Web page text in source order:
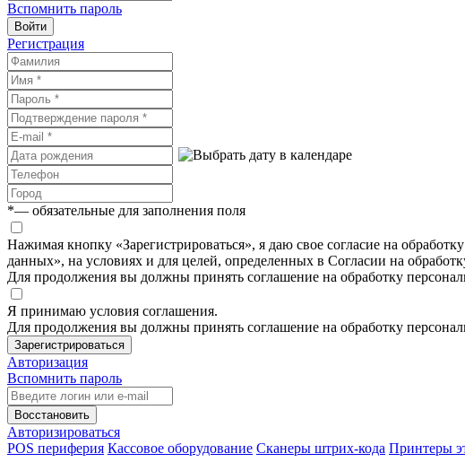
Вспомнить пароль
Войти
Регистрация
*— обязательные для заполнения поля
Нажимая кнопку «Зарегистрироваться», я даю свое согласие на
данных», на условиях и для целей, определенных в Согласии на
Для продолжения вы должны принять соглашение на обработку
Я принимаю условия соглашения.
Для продолжения вы должны принять соглашение на обработку
Зарегистрироваться
Авторизация
Вспомнить пароль
Восстановить
Авторизироваться
POS периферия Кассовое оборудование Сканеры штрих-кода Принтеры